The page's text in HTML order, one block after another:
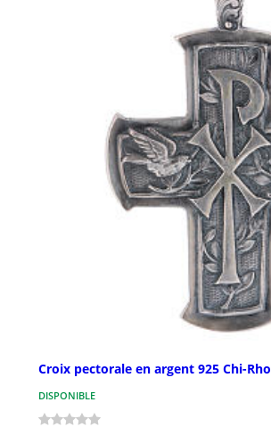
Croix pectorale en argent 925 Chi-Rho
DISPONIBLE